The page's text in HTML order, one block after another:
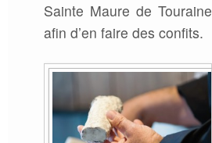
Sainte Maure de Touraine
afin d’en faire des confits.